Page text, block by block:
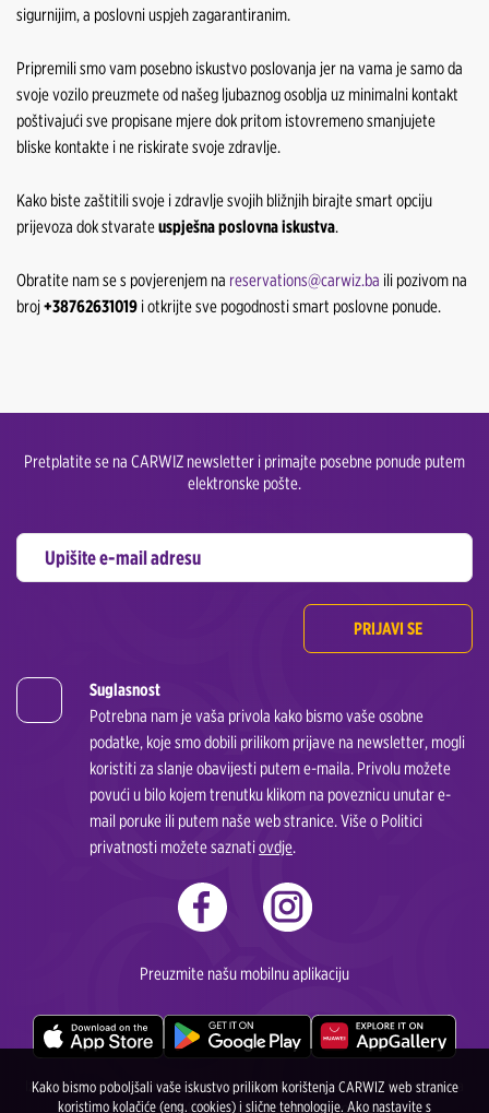
sigurnijim, a poslovni uspjeh zagarantiranim.
Pripremili smo vam posebno iskustvo poslovanja jer na vama je samo da
svoje vozilo preuzmete od našeg ljubaznog osoblja uz minimalni kontakt
poštivajući sve propisane mjere dok pritom istovremeno smanjujete
bliske kontakte i ne riskirate svoje zdravlje.
Kako biste zaštitili svoje i zdravlje svojih bližnjih birajte smart opciju
prijevoza dok stvarateuspješna poslovna iskustva.
Obratite nam se s povjerenjem na reservations@carwiz.ba ili pozivom na
broj+38762631019 i otkrijte sve pogodnosti smart poslovne ponude.
Pretplatite se na CARWIZ newsletter i primajte posebne ponude putem
elektronske pošte.
PRIJAVI SE
Suglasnost
Potrebna nam je vaša privola kako bismo vaše osobne
podatke, koje smo dobili prilikom prijave na newsletter, mogli
koristiti za slanje obavijesti putem e-maila. Privolu možete
povući u bilo kojem trenutku klikom na poveznicu unutar e-
mail poruke ili putem naše web stranice. Više o Politici
privatnosti možete saznatiovdje.
Preuzmite našu mobilnu aplikaciju
Iznajmljivanje automobila DD Drive Marija Borković s.p. Gradiška, Majora Milana
Tepića 4, 78400 Gradiška, Bosna i Heregovina
Kako bismo poboljšali vaše iskustvo prilikom korištenja CARWIZ web stranice
koristimo kolačiće (eng. cookies) i slične tehnologije. Ako nastavite s